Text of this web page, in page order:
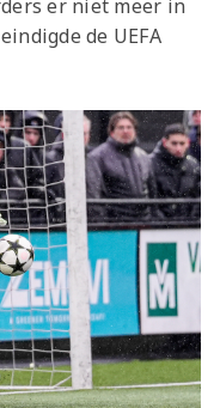
er niet meer in
de UEFA